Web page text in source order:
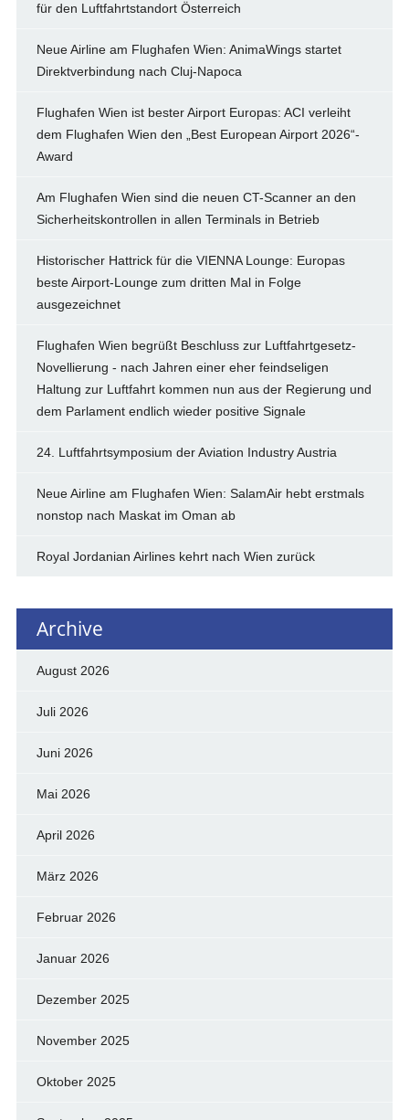
für den Luftfahrtstandort Österreich
Neue Airline am Flughafen Wien: AnimaWings startet
Direktverbindung nach Cluj-Napoca
Flughafen Wien ist bester Airport Europas: ACI verleiht
dem Flughafen Wien den „Best European Airport 2026“-
Award
Am Flughafen Wien sind die neuen CT-Scanner an den
Sicherheitskontrollen in allen Terminals in Betrieb
Historischer Hattrick für die VIENNA Lounge: Europas
beste Airport-Lounge zum dritten Mal in Folge
ausgezeichnet
Flughafen Wien begrüßt Beschluss zur Luftfahrtgesetz-
Novellierung - nach Jahren einer eher feindseligen
Haltung zur Luftfahrt kommen nun aus der Regierung und
dem Parlament endlich wieder positive Signale
24. Luftfahrtsymposium der Aviation Industry Austria
Neue Airline am Flughafen Wien: SalamAir hebt erstmals
nonstop nach Maskat im Oman ab
Royal Jordanian Airlines kehrt nach Wien zurück
Archive
August 2026
Juli 2026
Juni 2026
Mai 2026
April 2026
März 2026
Februar 2026
Januar 2026
Dezember 2025
November 2025
Oktober 2025